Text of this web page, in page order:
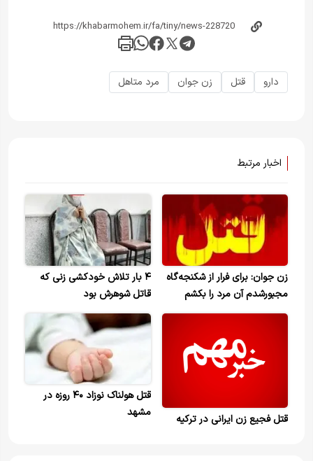
دارو قتل زن جوان مرد متاهل
اخبار مرتبط
زن جوان: برای فرار از شکنجه‌گاه
مجبورشدم آن مرد را بکشم
۴ بار تلاش خودکشی زنی که
قاتل شوهرش بود
قتل فجیع زن ایرانی در ترکیه
قتل هولناک نوزاد ۴۰ روزه در
مشهد